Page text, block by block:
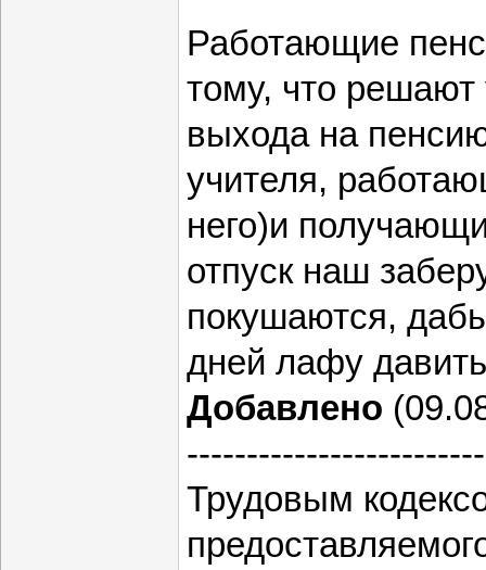
Работающие
тому, что решают
выхода на
учителя,
него)и
отпуск наш
покушаются,
дней лафу
Добавлено
Трудовым